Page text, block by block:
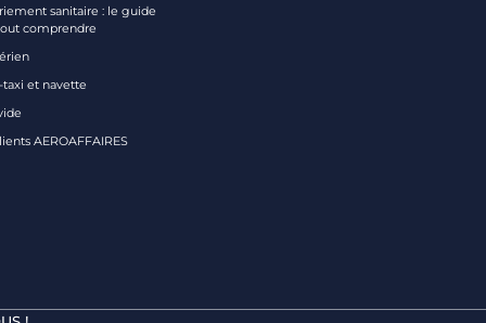
sanitaire : le guide
comprendre
taxi et navette
AEROAFFAIRES